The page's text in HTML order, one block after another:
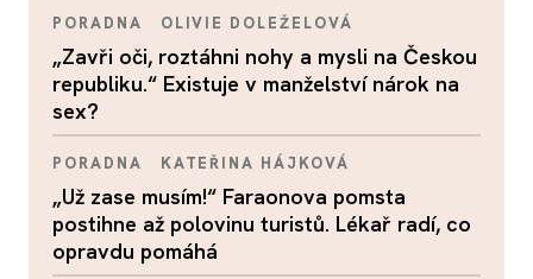
PORADNA OLIVIE DOLEŽELOVÁ
„Zavři oči, roztáhni nohy a mysli na Českou
republiku.“ Existuje v manželství nárok na
sex?
PORADNA KATEŘINA HÁJKOVÁ
„Už zase musím!“ Faraonova pomsta
postihne až polovinu turistů. Lékař radí, co
opravdu pomáhá